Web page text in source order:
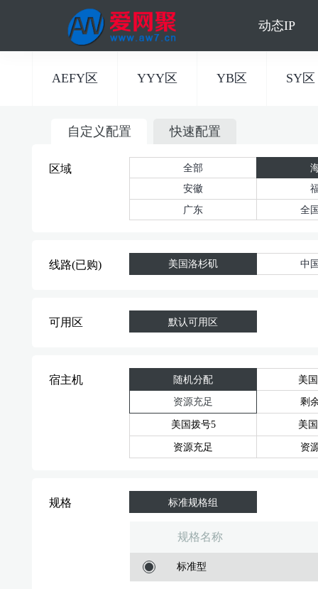
动态IP
AEFY区 YYY区 YB区 SY区
自定义配置 快速配置
区域 全部
安徽
广东
全
线路(已购) 美国洛杉矶 中
可用区 默认可用区
宿主机
随机分配
资源充足
美
剩
美国拨号5
资源充足
美
资
规格 标准规格组
规格名称
标准型